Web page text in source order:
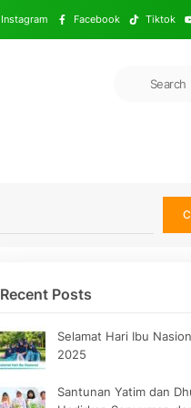
Instagram Facebook Tiktok
Recent Posts
Selamat Hari Ibu
2025
Santunan Yatim dan